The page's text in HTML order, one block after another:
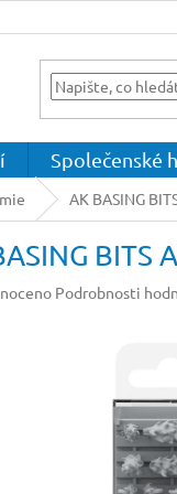
Společenské
AK BASING
BITS
Podrobnosti